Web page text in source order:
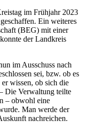
im Frühjahr 2023
Ein weiteres
(BEG) mit einer
der Landkreis
im Ausschuss nach
sei, bzw. ob es
wissen, ob sich die
Die Verwaltung teilte
– obwohl eine
Man werde der
nachreichen.